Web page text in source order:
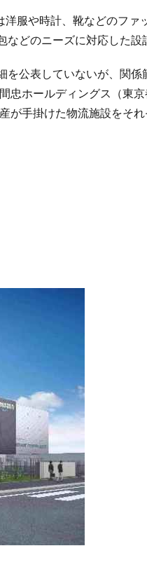
服や時計、靴などのファ
どのニーズに対応した設
公表していないが、関係
忠ホールディングス（東
が手掛けた物流施設をそ